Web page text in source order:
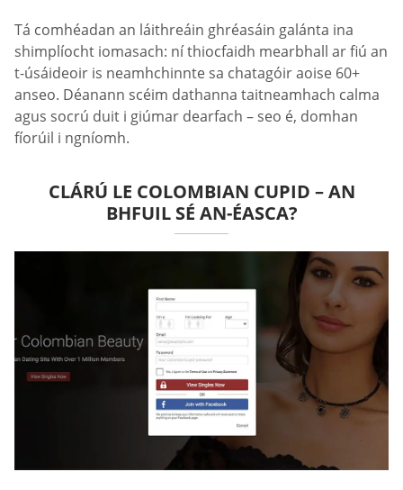
Tá comhéadan an láithreáin ghréasáin galánta ina
shimplíocht iomasach: ní thiocfaidh mearbhall ar fiú an
t-úsáideoir is neamhchinnte sa chatagóir aoise 60+
anseo. Déanann scéim dathanna taitneamhach calma
agus socrú duit i giúmar dearfach – seo é, domhan
fíorúil i ngníomh.
CLÁRÚ LE СOLOMBIAN СUPID – AN
BHFUIL SÉ AN-ÉASCA?